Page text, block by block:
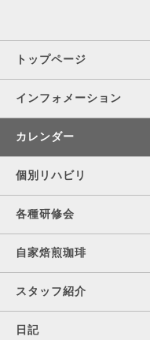
トップページ
インフォメーション
カレンダー
個別リハビリ
各種研修会
自家焙煎珈琲
スタッフ紹介
日記